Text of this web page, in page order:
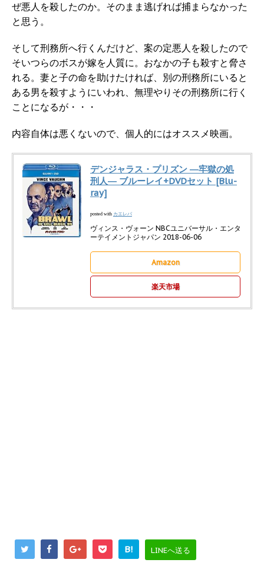
ぜ悪人を殺したのか。そのまま逃げれば捕まらなかった
と思う。
そして刑務所へ行くんだけど、案の定悪人を殺したので
そいつらのボスが嫁を人質に。おなかの子も殺すと脅さ
れる。妻と子の命を助けたければ、別の刑務所にいると
ある男を殺すようにいわれ、無理やりその刑務所に行く
ことになるが・・・
内容自体は悪くないので、個人的にはオススメ映画。
デンジャラス・プリズン ―牢獄の処
刑人― ブルーレイ+DVDセット [Blu-
ray]
posted with カエレバ
ヴィンス・ヴォーン NBCユニバーサル・エンタ
ーテイメントジャパン 2018-06-06
Amazon
楽天市場
B! LINEへ送る